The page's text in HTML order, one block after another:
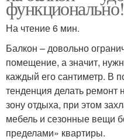
функционально!
На чтение 6 мин.
Балкон – довольно
помещение, а значит,
каждый его сантиметр. В
тенденция делать ремонт
зону отдыха, при этом
мебель и сезонные вещи
пределами» квартиры.